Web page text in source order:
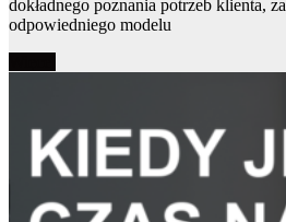
dokładnego poznania potrzeb klienta,
odpowiedniego modelu